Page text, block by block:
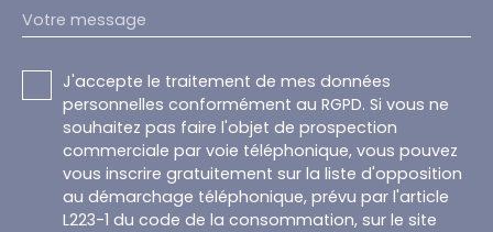
Votre message
J'accepte le traitement de mes données
personnelles conformément au RGPD. Si vous ne
souhaitez pas faire l'objet de prospection
commerciale par voie téléphonique, vous pouvez
vous inscrire gratuitement sur la liste d'opposition
au démarchage téléphonique, prévu par l'article
L223-1 du code de la consommation, sur le site